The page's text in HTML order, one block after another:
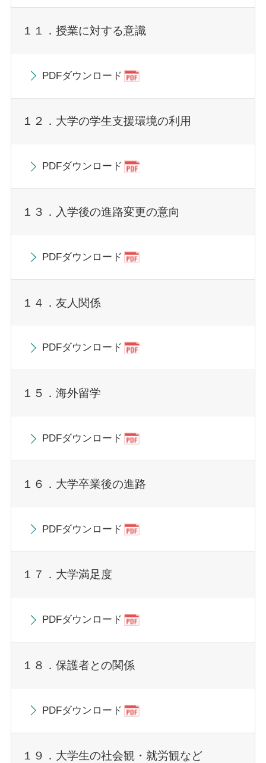
１１．授業に対する意識
PDFダウンロード
１２．大学の学生支援環境の利用
PDFダウンロード
１３．入学後の進路変更の意向
PDFダウンロード
１４．友人関係
PDFダウンロード
１５．海外留学
PDFダウンロード
１６．大学卒業後の進路
PDFダウンロード
１７．大学満足度
PDFダウンロード
１８．保護者との関係
PDFダウンロード
１９．大学生の社会観・就労観など